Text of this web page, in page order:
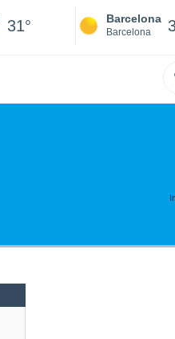
31° Barcelona
Barcelona